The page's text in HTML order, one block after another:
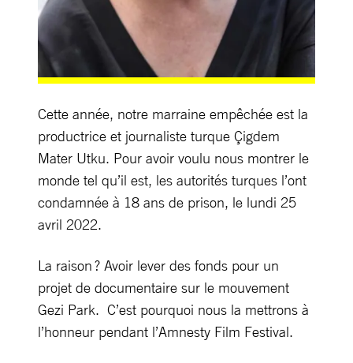
Cette année, notre marraine empêchée est la
productrice et journaliste turque Çigdem
Mater Utku. Pour avoir voulu nous montrer le
monde tel qu’il est, les autorités turques l’ont
condamnée à 18 ans de prison, le lundi 25
avril 2022.
La raison ? Avoir lever des fonds pour un
projet de documentaire sur le mouvement
Gezi Park. C’est pourquoi nous la mettrons à
l’honneur pendant l’Amnesty Film Festival.